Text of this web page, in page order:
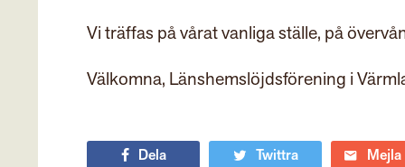
Vi träffas på vårat vanliga ställe, på
Välkomna, Länshemslöjdsförening i
Dela Twittra